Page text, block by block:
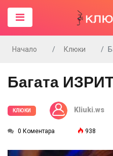
Начало Клюки
Багата
КЛЮКИ Kliuki.ws
0 Коментара 938